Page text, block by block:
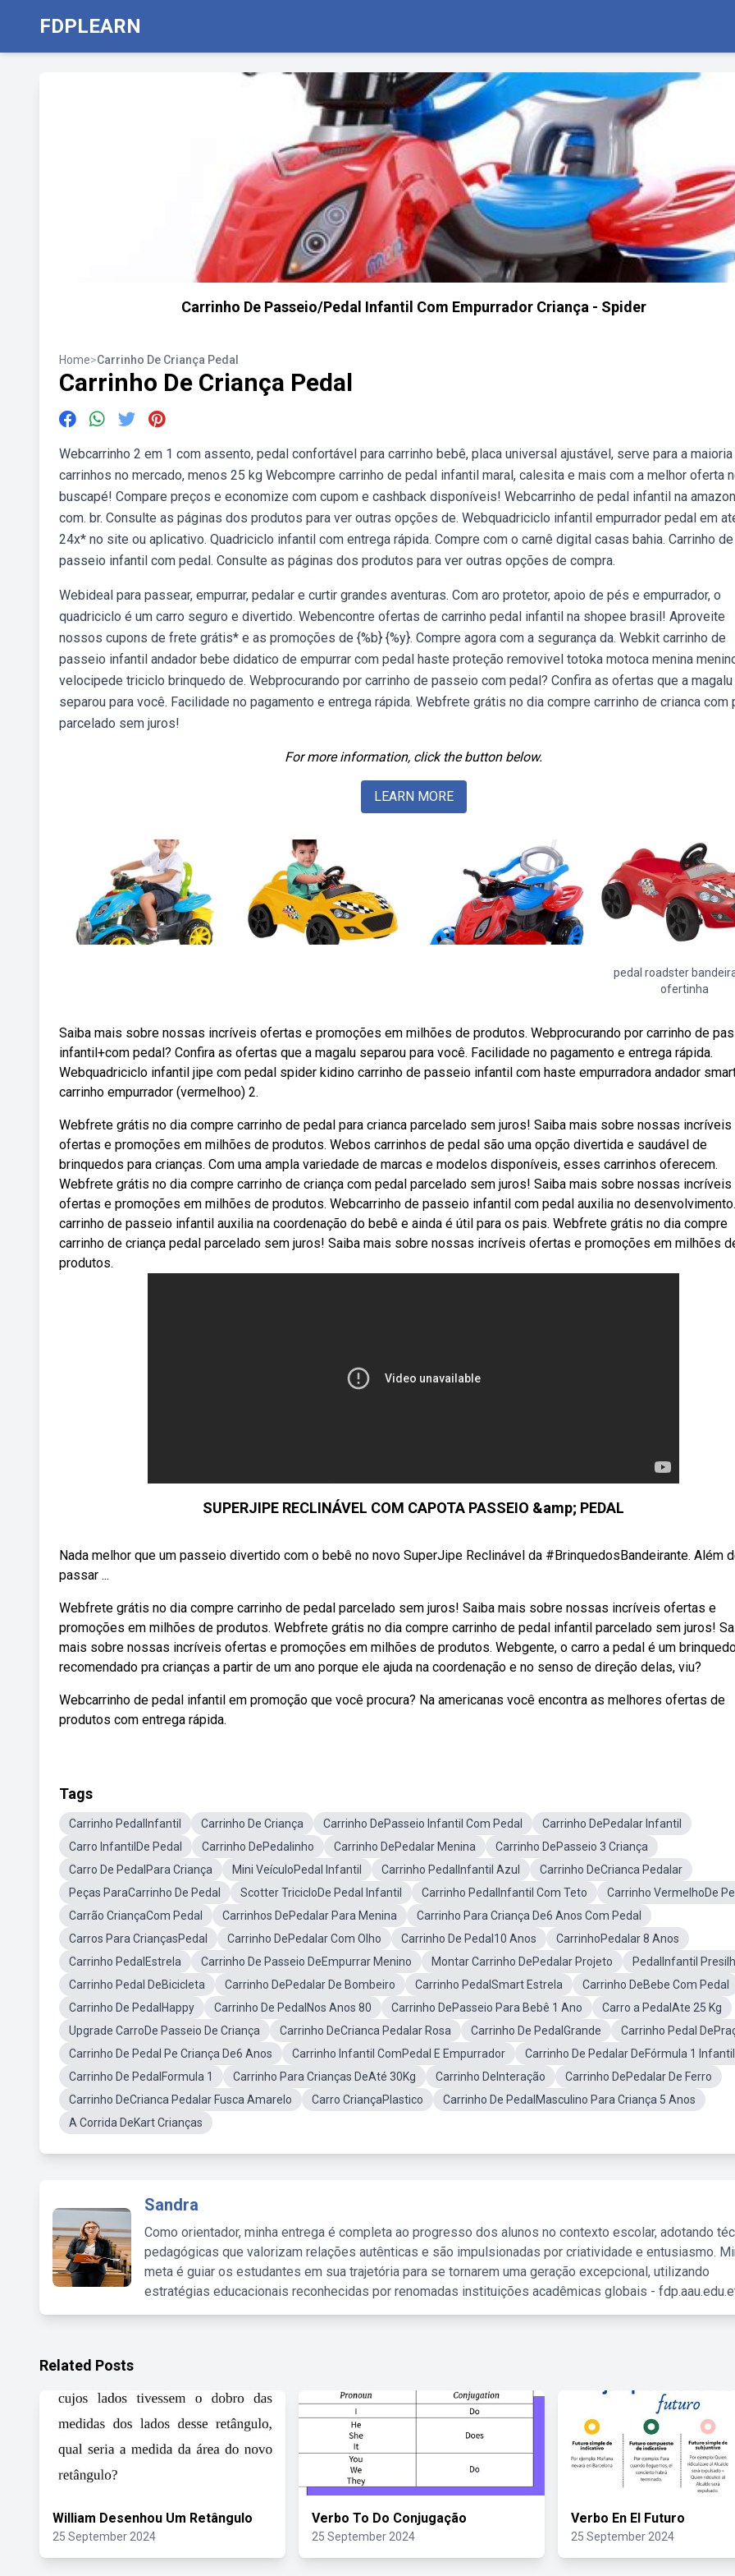
FDPLEARN
Carrinho De Passeio/Pedal Infantil Com Empurrador Criança - Spider
Home>Carrinho De Criança Pedal
Carrinho De Criança Pedal
Webcarrinho 2 em 1 com assento, pedal confortável para carrinho bebê, placa universal ajustável, serve para a
carrinhos no mercado, menos 25 kg Webcompre carrinho de pedal infantil maral, calesita e mais com a melhor oferta
buscapé! Compare preços e economize com cupom e cashback disponíveis! Webcarrinho de pedal infantil na
com. br. Consulte as páginas dos produtos para ver outras opções de. Webquadriciclo infantil empurrador pedal em
24x* no site ou aplicativo. Quadriciclo infantil com entrega rápida. Compre com o carnê digital casas bahia. Carrinho de
passeio infantil com pedal. Consulte as páginas dos produtos para ver outras opções de compra.
Webideal para passear, empurrar, pedalar e curtir grandes aventuras. Com aro protetor, apoio de pés e empurrador, o
quadriciclo é um carro seguro e divertido. Webencontre ofertas de carrinho pedal infantil na shopee brasil! Aproveite
nossos cupons de frete grátis* e as promoções de {%b} {%y}. Compre agora com a segurança da. Webkit carrinho de
passeio infantil andador bebe didatico de empurrar com pedal haste proteção removivel totoka motoca menina
velocipede triciclo brinquedo de. Webprocurando por carrinho de passeio com pedal? Confira as ofertas que a magalu
separou para você. Facilidade no pagamento e entrega rápida. Webfrete grátis no dia compre carrinho de crianca com
parcelado sem juros!
For more information, click the button below.
LEARN MORE
pedal roadster
ofertinha
Saiba mais sobre nossas incríveis ofertas e promoções em milhões de produtos. Webprocurando por carrinho de
infantil+com pedal? Confira as ofertas que a magalu separou para você. Facilidade no pagamento e entrega rápida.
Webquadriciclo infantil jipe com pedal spider kidino carrinho de passeio infantil com haste empurradora andador
carrinho empurrador (vermelhoo) 2.
Webfrete grátis no dia compre carrinho de pedal para crianca parcelado sem juros! Saiba mais sobre nossas incríveis
ofertas e promoções em milhões de produtos. Webos carrinhos de pedal são uma opção divertida e saudável de
brinquedos para crianças. Com uma ampla variedade de marcas e modelos disponíveis, esses carrinhos oferecem.
Webfrete grátis no dia compre carrinho de criança com pedal parcelado sem juros! Saiba mais sobre nossas incríveis
ofertas e promoções em milhões de produtos. Webcarrinho de passeio infantil com pedal auxilia no
carrinho de passeio infantil auxilia na coordenação do bebê e ainda é útil para os pais. Webfrete grátis no dia compre
carrinho de criança pedal parcelado sem juros! Saiba mais sobre nossas incríveis ofertas e promoções em milhões
produtos.
SUPERJIPE RECLINÁVEL COM CAPOTA PASSEIO &amp; PEDAL
Nada melhor que um passeio divertido com o bebê no novo SuperJipe Reclinável da #BrinquedosBandeirante. Além
passar ...
Webfrete grátis no dia compre carrinho de pedal parcelado sem juros! Saiba mais sobre nossas incríveis ofertas e
promoções em milhões de produtos. Webfrete grátis no dia compre carrinho de pedal infantil parcelado sem juros!
mais sobre nossas incríveis ofertas e promoções em milhões de produtos. Webgente, o carro a pedal é um
recomendado pra crianças a partir de um ano porque ele ajuda na coordenação e no senso de direção delas, viu?
Webcarrinho de pedal infantil em promoção que você procura? Na americanas você encontra as melhores ofertas de
produtos com entrega rápida.
Tags
Carrinho PedalInfantil Carrinho De Criança Carrinho DePasseio Infantil Com Pedal
Carrinho DePedalar Infantil
Carro InfantilDe Pedal
Carrinho DePedalinho Carrinho DePedalar Menina
Carrinho DePasseio 3 Criança
Carro De PedalPara Criança
Mini VeículoPedal Infantil Carrinho PedalInfantil Azul
Carrinho DeCrianca Pedalar
Peças ParaCarrinho De Pedal
Scotter TricicloDe Pedal Infantil Carrinho PedalInfantil Com Teto
Carrinho VermelhoDe
Carrão CriançaCom Pedal
Carrinhos DePedalar Para Menina
Carrinho Para Criança De6 Anos Com Pedal
Carros Para CriançasPedal
Carrinho DePedalar Com Olho Carrinho De Pedal10 Anos
CarrinhoPedalar 8 Anos
Carrinho PedalEstrela
Carrinho De Passeio DeEmpurrar Menino Montar Carrinho DePedalar Projeto
PedalInfantil
Carrinho Pedal DeBicicleta
Carrinho DePedalar De Bombeiro Carrinho PedalSmart Estrela
Carrinho DeBebe Com Pedal
Carrinho De PedalHappy
Carrinho De PedalNos Anos 80 Carrinho DePasseio Para Bebê 1 Ano
Carro a PedalAte 25 Kg
Upgrade CarroDe Passeio De Criança
Carrinho DeCrianca Pedalar Rosa Carrinho De PedalGrande
Carrinho Pedal
Carrinho De Pedal Pe Criança De6 Anos
Carrinho Infantil ComPedal E Empurrador
Carrinho De Pedalar DeFórmula 1 Infantil
Carrinho De PedalFormula 1
Carrinho Para Crianças DeAté 30Kg Carrinho DeInteração
Carrinho DePedalar De Ferro
Carrinho DeCrianca Pedalar Fusca Amarelo
Carro CriançaPlastico
Carrinho De PedalMasculino Para Criança 5 Anos
A Corrida DeKart Crianças
Sandra
Como orientador, minha entrega é completa ao progresso dos alunos no contexto escolar, adotando
pedagógicas que valorizam relações autênticas e são impulsionadas por criatividade e entusiasmo.
meta é guiar os estudantes em sua trajetória para se tornarem uma geração excepcional, utilizando
estratégias educacionais reconhecidas por renomadas instituições acadêmicas globais -
Related Posts
William Desenhou Um Retângulo
25 September 2024
Verbo To Do Conjugação
25 September 2024
Verbo En El Futuro
25 September 2024